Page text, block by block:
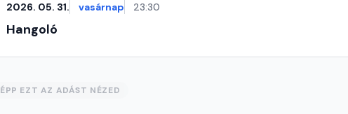
2026. 05. 31. vasárnap 23:30
Hangoló
ÉPP EZT AZ ADÁST NÉZED